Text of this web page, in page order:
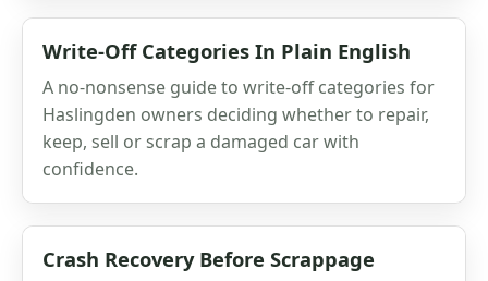
Write-Off Categories In Plain English
A no-nonsense guide to write-off categories for
Haslingden owners deciding whether to repair,
keep, sell or scrap a damaged car with
confidence.
Crash Recovery Before Scrappage